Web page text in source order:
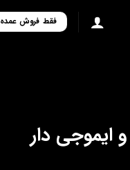
فقط فروش عمده 02133969586
ایموجی دار